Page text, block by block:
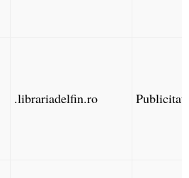
.librariadelfin.ro